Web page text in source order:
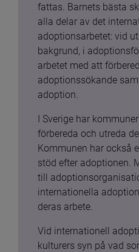
fattas. Barnets bästa
alla delar av det
adoptionsarbetet: vid
bakgrund, i
arbetet med att
adoptionssökande
adoption.
I Sverige har
förbereda och utreda
Kommunen har också
stöd efter adoptionen.
till
internationella
deras arbete.
Vid internationell
kulturers syn på vad